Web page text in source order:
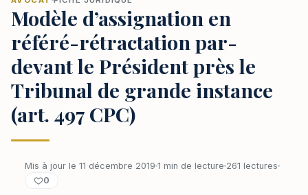
Modèle d’assignation en
référé-rétractation par-
devant le Président près le
Tribunal de grande instance
(art. 497 CPC)
Mis à jour le 11 décembre 2019 1 min de lecture 261 lectures
0